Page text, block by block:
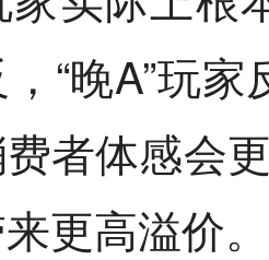
“晚A”玩
者体感会
更高溢价。